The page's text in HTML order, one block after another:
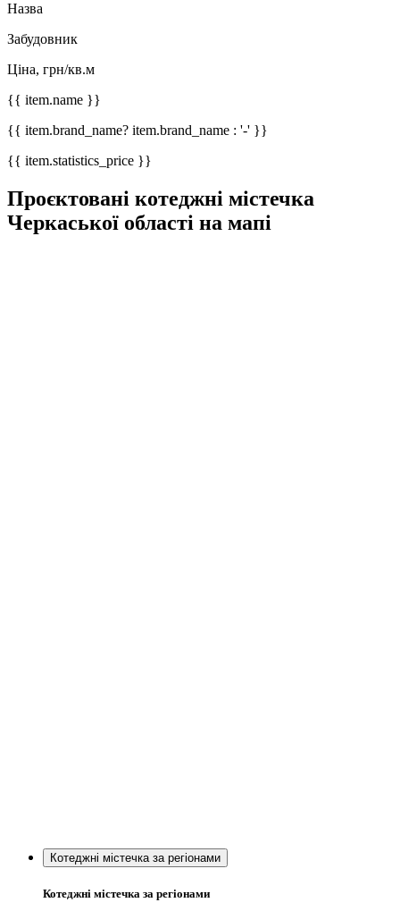
Назва
Забудовник
Ціна, грн/кв.м
{{ item.name }}
{{ item.brand_name? item.brand_name : '-' }}
{{ item.statistics_price }}
Проєктовані котеджні містечка
Черкаської області на мапі
Котеджні містечка за регіонами
Котеджні містечка за регіонами